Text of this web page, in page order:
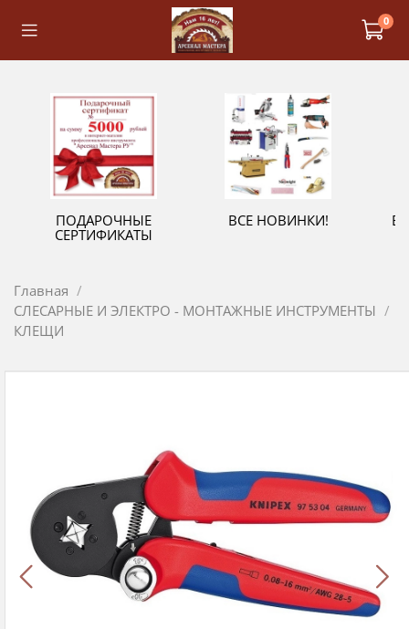
0
ПОДАРОЧНЫЕ
СЕРТИФИКАТЫ
ВСЕ НОВИНКИ!
Главная
СЛЕСАРНЫЕ И ЭЛЕКТРО - МОНТАЖНЫЕ ИНСТРУМЕНТЫ
КЛЕЩИ